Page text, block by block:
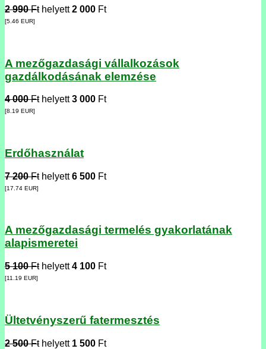
2 990 Fthelyett2 000 Ft
[5.46 EUR]
A mezőgazdasági vállalkozások
gazdálkodásának elemzése
4 000 Fthelyett3 000 Ft
[8.19 EUR]
Erdőhasználat
7 200 Fthelyett6 500 Ft
[17.74 EUR]
A mezőgazdasági termelés gyakorlatának
alapismeretei
5 100 Fthelyett4 100 Ft
[11.19 EUR]
Ültetvényszerű fatermesztés
2 500 Fthelyett 1 500 Ft